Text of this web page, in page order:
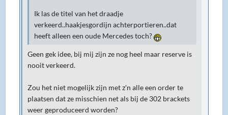
Ik las de titel van het draadje
verkeerd..haakjesgordijn achterportieren..dat
heeft alleen een oude Mercedes toch?
Geen gek idee, bij mij zijn ze nog heel maar reserve is
nooit verkeerd.
Zou het niet mogelijk zijn met z'n alle een order te
plaatsen dat ze misschien net als bij de 302 brackets
weer geproduceerd worden?